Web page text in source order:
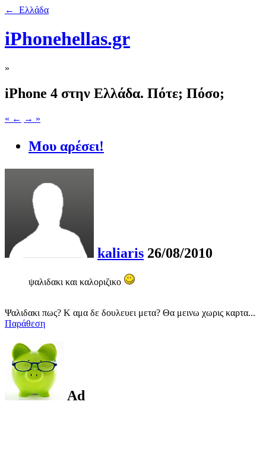
← Ελλάδα
iPhonehellas.gr
»
iPhone 4 στην Ελλάδα. Πότε; Πόσο;
« ← → »
Μου αρέσει!
kaliaris 26/08/2010
ψαλιδακι και καλοριζικο
Ψαλιδακι πως? Κ αμα δε δουλευει μετα? Θα μεινω χωρις καρτα...
Παράθεση
Ad